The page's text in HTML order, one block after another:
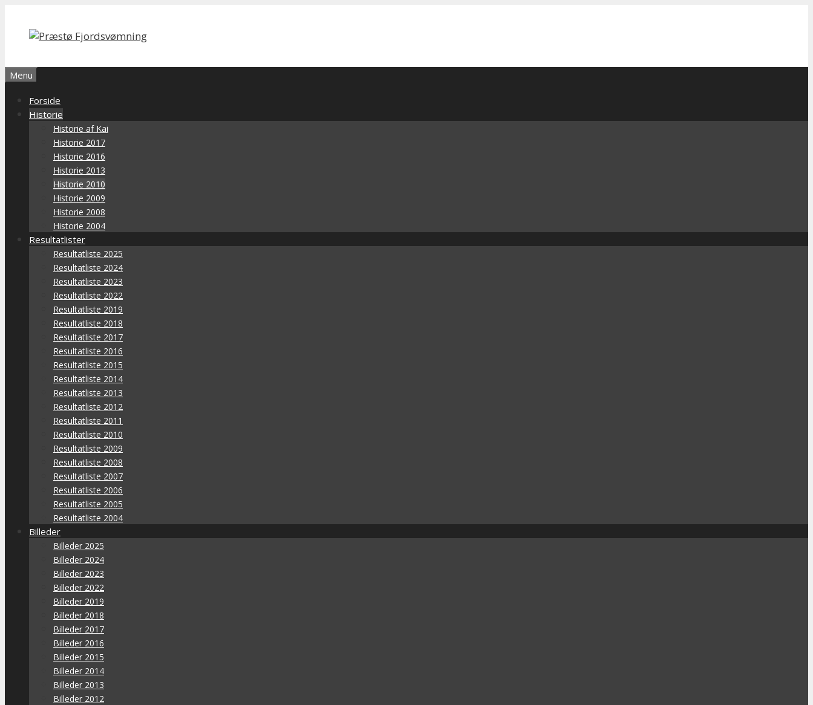
indhold
Menu
Forside
Historie
Historie af Kai
Historie 2017
Historie 2016
Historie 2013
Historie 2010
Historie 2009
Historie 2008
Historie 2004
Resultatlister
Resultatliste 2025
Resultatliste 2024
Resultatliste 2023
Resultatliste 2022
Resultatliste 2019
Resultatliste 2018
Resultatliste 2017
Resultatliste 2016
Resultatliste 2015
Resultatliste 2014
Resultatliste 2013
Resultatliste 2012
Resultatliste 2011
Resultatliste 2010
Resultatliste 2009
Resultatliste 2008
Resultatliste 2007
Resultatliste 2006
Resultatliste 2005
Resultatliste 2004
Billeder
Billeder 2025
Billeder 2024
Billeder 2023
Billeder 2022
Billeder 2019
Billeder 2018
Billeder 2017
Billeder 2016
Billeder 2015
Billeder 2014
Billeder 2013
Billeder 2012